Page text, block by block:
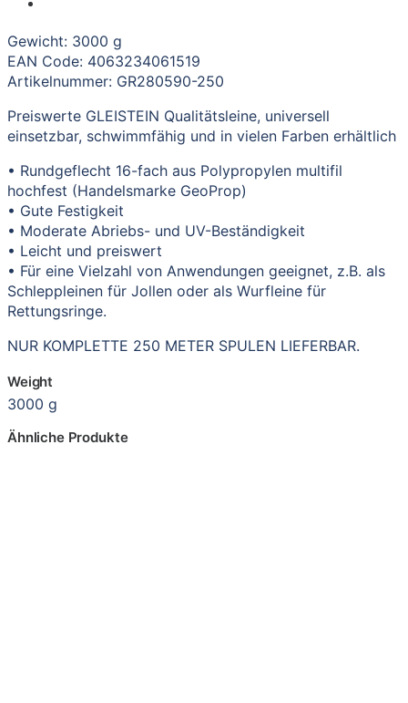
Gewicht: 3000 g
EAN Code: 4063234061519
Artikelnummer: GR280590-250
Preiswerte GLEISTEIN Qualitätsleine, universell
einsetzbar, schwimmfähig und in vielen Farben erhältlich
• Rundgeflecht 16-fach aus Polypropylen multifil
hochfest (Handelsmarke GeoProp)
• Gute Festigkeit
• Moderate Abriebs- und UV-Beständigkeit
• Leicht und preiswert
• Für eine Vielzahl von Anwendungen geeignet, z.B. als
Schleppleinen für Jollen oder als Wurfleine für
Rettungsringe.
NUR KOMPLETTE 250 METER SPULEN LIEFERBAR.
Weight
3000 g
Ähnliche Produkte